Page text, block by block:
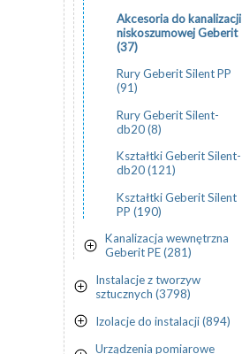
Akcesoria do kanalizacji
niskoszumowej Geberit
(37)
Rury Geberit Silent PP
(91)
Rury Geberit Silent-
db20 (8)
Kształtki Geberit Silent-
db20 (121)
Kształtki Geberit Silent
PP (190)
Kanalizacja wewnętrzna
Geberit PE (281)
Instalacje z tworzyw
sztucznych (3798)
Izolacje do instalacji (894)
Urządzenia pomiarowe